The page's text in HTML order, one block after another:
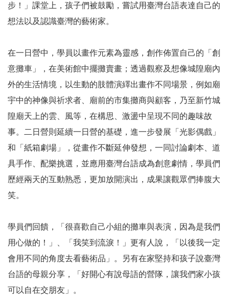
源
別
等
兒
童
購
物
n
i
s
網
站
步！」課堂上，孩子們被鼓勵，嘗試用臺灣台語表達自己的
想法以及認識臺灣的藝術家。
在一日營中，學員以畫作元素為靈感，創作佈置自己的「創
意攤車」，在美術館中擺攤賣畫；透過觀察及想像城隍廟內
外的生活情境，以生動的肢體演繹出畫作不同場景，例如廟
宇中的神像與祈求者、廟前的市集攤商與顧客，乃至新竹城
隍廟天上的雲、風等，在構思、激盪中呈現不同的趣味故
事。二日營則延續一日營的基礎，進一步發展「光影偶戲」
和「紙箱劇場」，從畫作不斷延伸發想，一同討論劇本、道
具手作、配樂挑選，並應用臺灣台語成為創意劇情，學員們
歷經兩天的互動熟悉，更加放開演出，成果讓觀眾們捧腹大
笑。
學員們回饋，「很喜歡自己小組的攤車與表演，因為是我們
用心做的！」、「我笑到流淚！」更有人說，「以後我一定
會用不同的角度去看藝術品」。另有在家堅持和孩子說臺灣
台語的母親分享，「好開心有說母語的營隊，讓我們家小孩
可以自在交朋友」。